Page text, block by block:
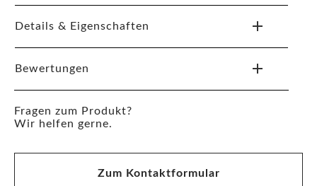
Details & Eigenschaften
Bewertungen
Fragen zum Produkt?
Wir helfen gerne.
Zum Kontaktformular